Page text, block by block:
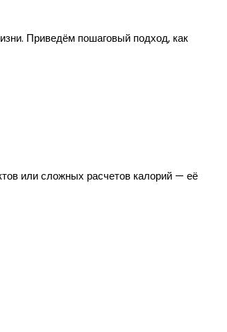
Приведём пошаговый подход, как
или сложных расчетов калорий — её